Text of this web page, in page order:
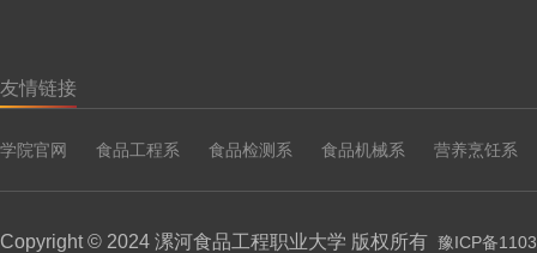
友情链接
学院官网 食品工程系 食品检测系 食品机械系 营养烹饪系
Copyright © 2024 漯河食品工程职业大学 版权所有 豫ICP备